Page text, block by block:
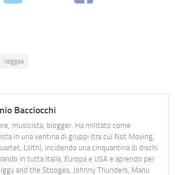
reggae
Bacciocchi
musicista, blogger. Ha militato come
in una ventina di gruppi (tra cui Not Moving,
Lilith), incidendo una cinquantina di dischi
in tutta Italia, Europa e USA e aprendo per
Iggy and the Stooges, Johnny Thunders, Manu